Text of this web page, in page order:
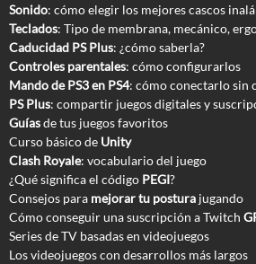
Sonido: cómo elegir los mejores cascos
Teclados: Tipo de membrana, mecánico,
Caducidad PS Plus: ¿cómo saberla?
Controles parentales: cómo configurarlos
Mando de PS3 en PS4: cómo conectarlo sin
PS Plus: compartir juegos digitales y
Guíasde tus juegos favoritos
Curso básico de Unity
Clash Royale: vocabulario del juego
¿Qué significa el código PEGI?
Consejos para mejorar tu postura jugando
Cómo conseguir una suscripción a Twitch
Series de TV basadas en videojuegos
Los videojuegos con desarrollos más largos